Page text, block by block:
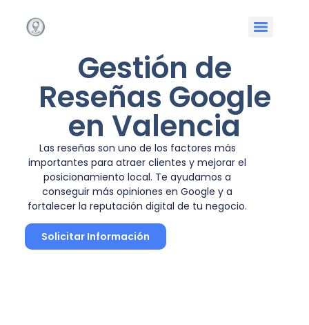
Gestión de
Reseñas Google
en Valencia
Las reseñas son uno de los factores más
importantes para atraer clientes y mejorar el
posicionamiento local. Te ayudamos a
conseguir más opiniones en Google y a
fortalecer la reputación digital de tu negocio.
Solicitar Información